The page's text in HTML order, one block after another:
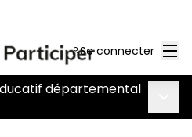
Se connecter
départemental